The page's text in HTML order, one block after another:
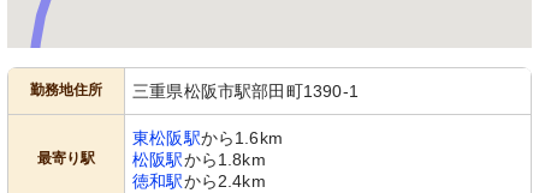
勤務地住所 三重県松阪市駅部田町1390-1
最寄り駅
東松阪駅から1.6km
松阪駅から1.8km
徳和駅から2.4km